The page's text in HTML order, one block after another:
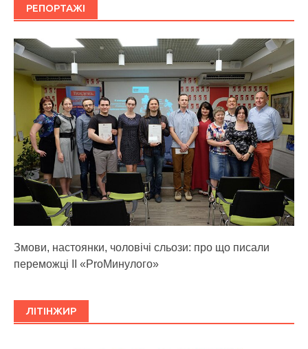
РЕПОРТАЖІ
Змови, настоянки, чоловічі сльози: про що писали
переможці ІІ «ProМинулого»
ЛІТІНЖИР